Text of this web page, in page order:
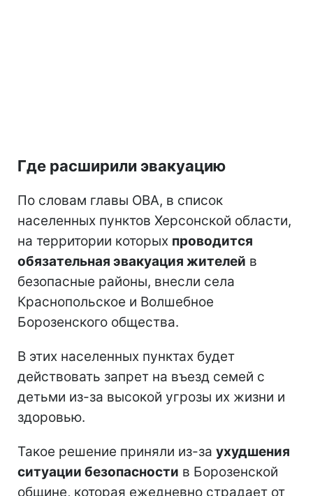
Где расширили эвакуацию
По словам главы ОВА, в список
населенных пунктов Херсонской области,
на территории которых проводится
обязательная эвакуация жителей в
безопасные районы, внесли села
Краснопольское и Волшебное
Борозенского общества.
В этих населенных пунктах будет
действовать запрет на въезд семей с
детьми из-за высокой угрозы их жизни и
здоровью.
Такое решение приняли из-за ухудшения
ситуации безопасности в Борозенской
общине, которая ежедневно страдает от